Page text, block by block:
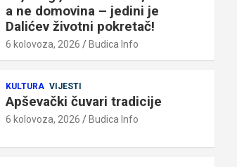
a ne domovina – jedini je
Dalićev životni pokretač!
6 kolovoza, 2026 Budica Info
KULTURA VIJESTI
Apševački čuvari tradicije
6 kolovoza, 2026 Budica Info